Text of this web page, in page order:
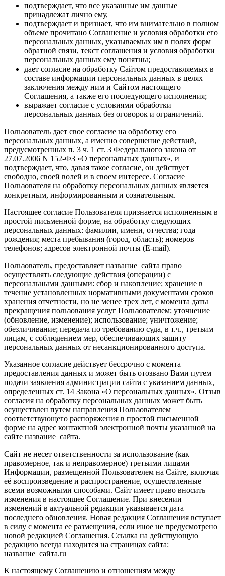
подтверждает, что все указанные им данные
принадлежат лично ему,
подтверждает и признает, что им внимательно в полном
объеме прочитано Соглашение и условия обработки его
персональных данных, указываемых им в полях форм
обратной связи, текст соглашения и условия обработки
персональных данных ему понятны;
дает согласие на обработку Сайтом предоставляемых в
составе информации персональных данных в целях
заключения между ним и Сайтом настоящего
Соглашения, а также его последующего исполнения;
выражает согласие с условиями обработки
персональных данных без оговорок и ограничений.
Пользователь дает свое согласие на обработку его
персональных данных, а именно совершение действий,
предусмотренных п. 3 ч. 1 ст. 3 Федерального закона от
27.07.2006 N 152-ФЗ «О персональных данных», и
подтверждает, что, давая такое согласие, он действует
свободно, своей волей и в своем интересе. Согласие
Пользователя на обработку персональных данных является
конкретным, информированным и сознательным.
Настоящее согласие Пользователя признается исполненным в
простой письменной форме, на обработку следующих
персональных данных: фамилии, имени, отчества; года
рождения; места пребывания (город, область); номеров
телефонов; адресов электронной почты (E-mail).
Пользователь, предоставляет название_сайта право
осуществлять следующие действия (операции) с
персональными данными: сбор и накопление; хранение в
течение установленных нормативными документами сроков
хранения отчетности, но не менее трех лет, с момента даты
прекращения пользования услуг Пользователем; уточнение
(обновление, изменение); использование; уничтожение;
обезличивание; передача по требованию суда, в т.ч., третьим
лицам, с соблюдением мер, обеспечивающих защиту
персональных данных от несанкционированного доступа.
Указанное согласие действует бессрочно с момента
предоставления данных и может быть отозвано Вами путем
подачи заявления администрации сайта с указанием данных,
определенных ст. 14 Закона «О персональных данных». Отзыв
согласия на обработку персональных данных может быть
осуществлен путем направления Пользователем
соответствующего распоряжения в простой письменной
форме на адрес контактной электронной почты указанной на
сайте название_сайта.
Сайт не несет ответственности за использование (как
правомерное, так и неправомерное) третьими лицами
Информации, размещенной Пользователем на Сайте, включая
её воспроизведение и распространение, осуществленные
всеми возможными способами. Сайт имеет право вносить
изменения в настоящее Соглашение. При внесении
изменений в актуальной редакции указывается дата
последнего обновления. Новая редакция Соглашения вступает
в силу с момента ее размещения, если иное не предусмотрено
новой редакцией Соглашения. Ссылка на действующую
редакцию всегда находится на страницах сайта:
название_сайта.ru
К настоящему Соглашению и отношениям между